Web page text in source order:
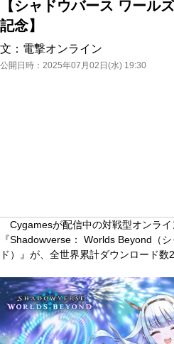
【シャドウバース ワール
記念】
文： 電撃オンライン
公開日時： 2025年07月02日(水) 19:30
Cygamesが配信中の対戦型オンライ
『Shadowverse： Worlds Beyond（
ド）』が、全世界累計ダウンロード数